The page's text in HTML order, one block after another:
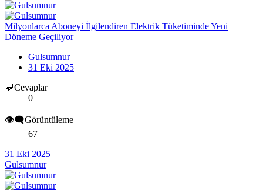
Milyonlarca Aboneyi İlgilendiren Elektrik Tüketiminde Yeni
Döneme Geçiliyor
Gulsumnur
31 Eki 2025
💬Cevaplar
0
👁️‍🗨️Görüntüleme
67
31 Eki 2025
Gulsumnur